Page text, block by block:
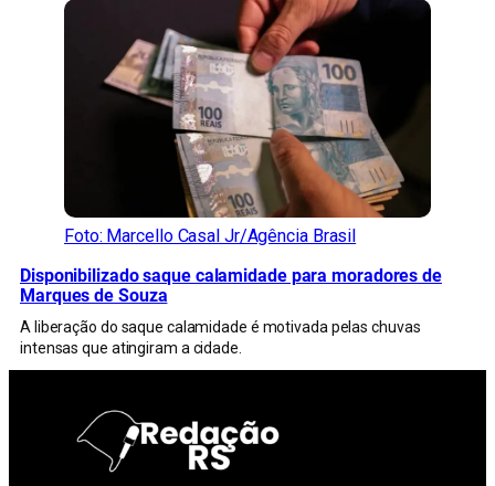
Foto: Marcello Casal Jr/Agência Brasil
Disponibilizado saque calamidade para moradores de
Marques de Souza
A liberação do saque calamidade é motivada pelas chuvas
intensas que atingiram a cidade.